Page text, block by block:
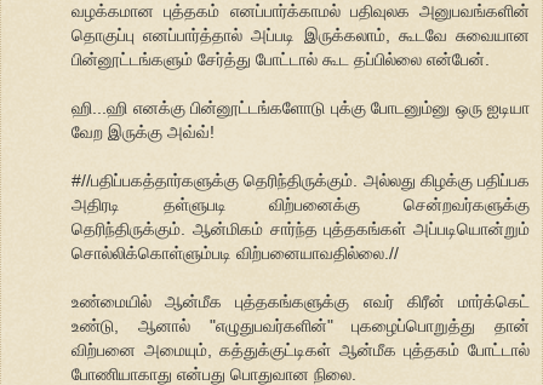
வழக்கமான புத்தகம் எனப்பார்க்காமல் பதிவுலக அனுபவங்களின்
தொகுப்பு எனப்பார்த்தால் அப்படி இருக்கலாம், கூடவே சுவையான
பின்னூட்டங்களும் சேர்த்து போட்டால் கூட தப்பில்லை என்பேன்.
ஹி...ஹி எனக்கு பின்னூட்டங்களோடு புக்கு போடனும்னு ஒரு ஐடியா
வேற இருக்கு அவ்வ்!
#//பதிப்பகத்தார்களுக்கு தெரிந்திருக்கும். அல்லது கிழக்கு பதிப்பக
அதிரடி தள்ளுபடி விற்பனைக்கு சென்றவர்களுக்கு
தெரிந்திருக்கும். ஆன்மிகம் சார்ந்த புத்தகங்கள் அப்படியொன்றும்
சொல்லிக்கொள்ளும்படி விற்பனையாவதில்லை.//
உண்மையில் ஆன்மீக புத்தகங்களுக்கு எவர் கிரீன் மார்க்கெட்
உண்டு, ஆனால் "எழுதுபவர்களின்" புகழைப்பொறுத்து தான்
விற்பனை அமையும், கத்துக்குட்டிகள் ஆன்மீக புத்தகம் போட்டால்
போணியாகாது என்பது பொதுவான நிலை.